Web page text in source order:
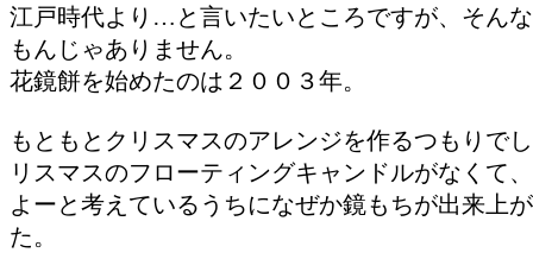
江戸時代より…と言いたいところですが、そん
もんじゃありません。
花鏡餅を始めたのは２００３年。
もともとクリスマスのアレンジを作るつもりで
リスマスのフローティングキャンドルがなくて
よーと考えているうちになぜか鏡もちが出来上
た。